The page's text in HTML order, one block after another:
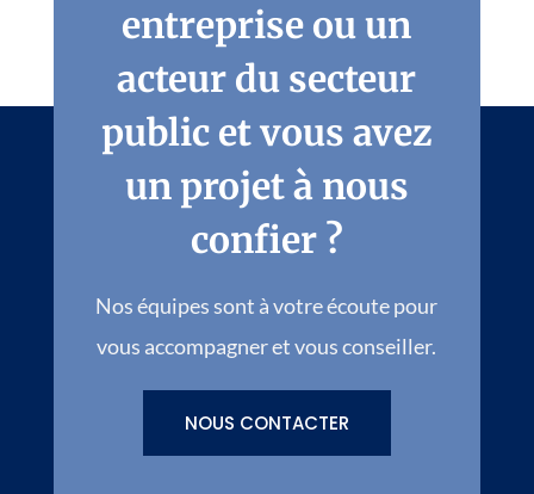
entreprise ou un
acteur du secteur
public et vous avez
un projet à nous
confier ?
Nos équipes sont à votre écoute pour
vous accompagner et vous conseiller.
NOUS CONTACTER